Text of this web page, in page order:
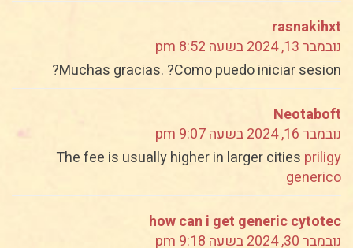
rasnakihxt
נובמבר 13, 2024 בשעה 8:52 pm
Muchas gracias. ?Como puedo iniciar sesion?
Neotaboft
נובמבר 16, 2024 בשעה 9:07 pm
The fee is usually higher in larger cities priligy
generico
how can i get generic cytotec
נובמבר 30, 2024 בשעה 9:18 pm